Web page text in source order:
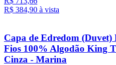
R$ 384,90 à vista
Capa de Edredom (Duvet)
Fios 100% Algodão King
Cinza - Marina